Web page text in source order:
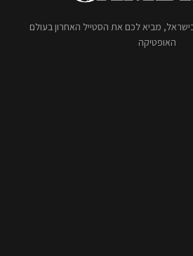
מביא לכם את הסטייל האחרון בעולם
האופטיקה